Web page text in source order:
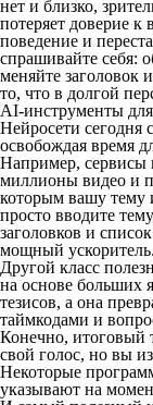
нет и близко,
потеряет доверие
поведение и
спрашивайте себя:
меняйте заголовок
то, что в долгой
AI-инструменты
Нейросети сегодня
освобождая время
Например, сервисы
миллионы видео и
которым вашу тему
просто вводите
заголовков и
мощный ускоритель.
Другой класс
на основе больших
тезисов, а она
таймкодами и
Конечно, итоговый
свой голос, но вы
Некоторые
указывают на